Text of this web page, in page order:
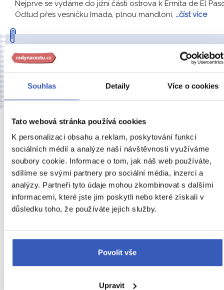
Souhlas Detaily Více o cookies
Tato webová stránka používá cookies
K personalizaci obsahu a reklam, poskytování funkcí
sociálních médií a analýze naší návštěvnosti využíváme
soubory cookie. Informace o tom, jak náš web používáte,
sdílíme se svými partnery pro sociální média, inzerci a
analýzy. Partneři tyto údaje mohou zkombinovat s dalšími
informacemi, které jste jim poskytli nebo které získali v
důsledku toho, že používáte jejich služby.
Povolit vše
Upravit
Nejprve se vydáme do jižní části ostrova k Ermita de El
Odtud přes vesničku Imada, plnou mandloní, …číst více
Každý den byl jiný a přitom skvělý. Zážitky od rána do
večera. Poznali jsme krásy ostrova pěšky i na kolech,
místní gastronomii a díky Petře jsme se seznámili i s